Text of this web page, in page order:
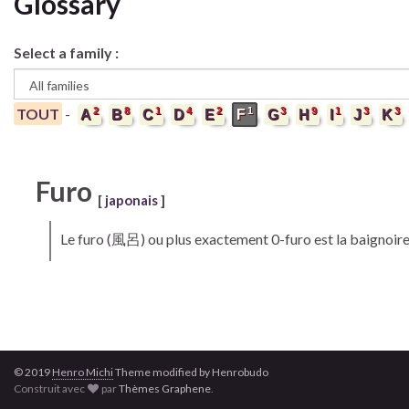
Select a family :
TOUT - A2 B8 C1 D4 E2 F1 G3 H9 I1 J3 K3
Furo [ japonais]
Lefuro (風呂) ou plus exactement 0-furo est la
© 2019 Henro MichiTheme modified by Henrobudo
Construit avec
parThèmes Graphene.